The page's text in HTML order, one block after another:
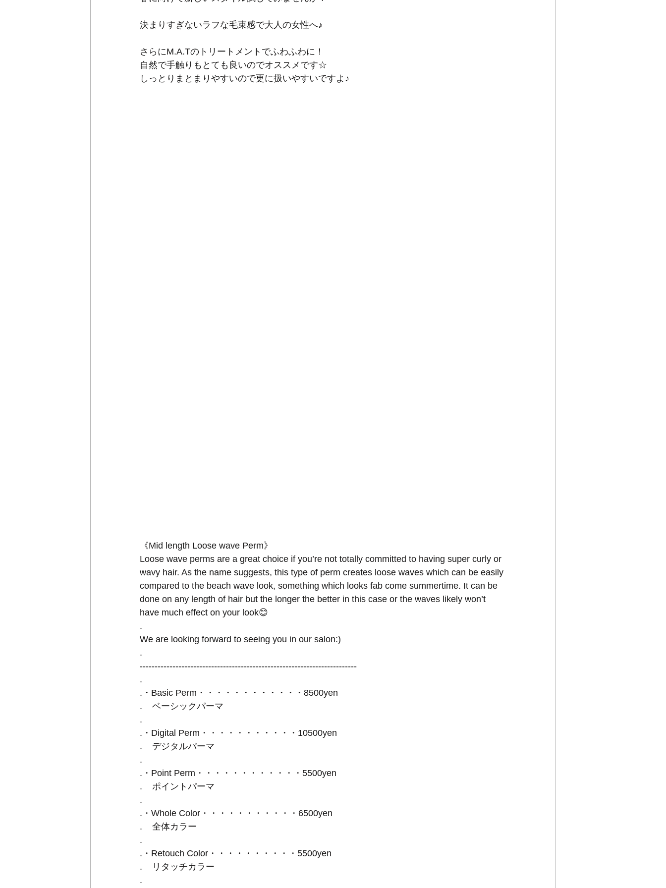
決まりすぎないラフな毛束感で大人の女性へ♪
さらにM.A.Tのトリートメントでふわふわに！
自然で手触りもとても良いのでオススメです☆
しっとりまとまりやすいので更に扱いやすいですよ♪
《Mid length Loose wave Perm》
Loose wave perms are a great choice if you’re not totally committed to having super curly or
wavy hair. As the name suggests, this type of perm creates loose waves which can be easily
compared to the beach wave look, something which looks fab come summertime. It can be
done on any length of hair but the longer the better in this case or the waves likely won’t
have much effect on your look😊
.
We are looking forward to seeing you in our salon:)
.
-------------------------------------------------------------------------
.
.・Basic Perm・・・・・・・・・・・・8500yen
.    ベーシックパーマ
.
.・Digital Perm・・・・・・・・・・・10500yen
.    デジタルパーマ
.
.・Point Perm・・・・・・・・・・・・5500yen
.    ポイントパーマ
.
.・Whole Color・・・・・・・・・・・6500yen
.    全体カラー
.
.・Retouch Color・・・・・・・・・・5500yen
.    リタッチカラー
.